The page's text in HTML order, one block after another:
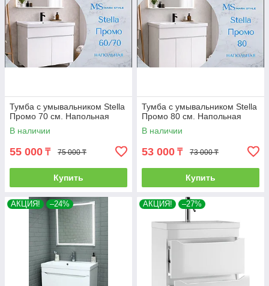
Тумба с умывальником Stella
Промо 70 см. Напольная
В наличии
55 000 ₸ 75 000 ₸
Купить
Тумба с умывальником Stella
Промо 80 см. Напольная
В наличии
53 000 ₸ 73 000 ₸
Купить
АКЦИЯ! –24% АКЦИЯ! –27%